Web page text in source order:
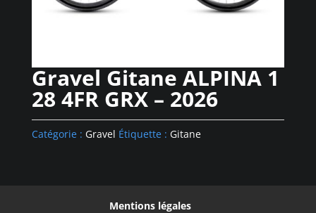
Gravel Gitane ALPINA 1
28 4FR GRX – 2026
Catégorie : Gravel Étiquette : Gitane
Mentions légales